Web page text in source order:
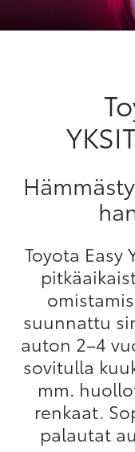
Toyota Easy
suunnattu
auton 2–4
sovitulla
mm.
renkaat.
palautat